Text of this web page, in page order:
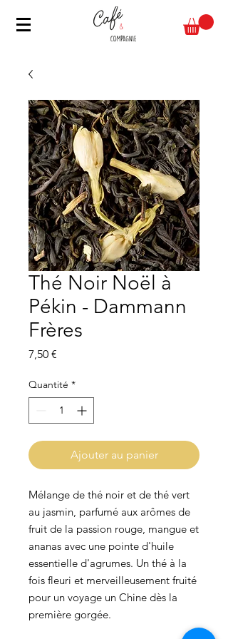
Thé Noir Noël à
Pékin - Dammann
Frères
7,50 €
Quantité *
Ajouter au panier
Mélange de thé noir et de thé vert
au jasmin, parfumé aux arômes de
fruit de la passion rouge, mangue et
ananas avec une pointe d'huile
essentielle d'agrumes. Un thé à la
fois fleuri et merveilleusement fruité
pour un voyage un Chine dès la
première gorgée.